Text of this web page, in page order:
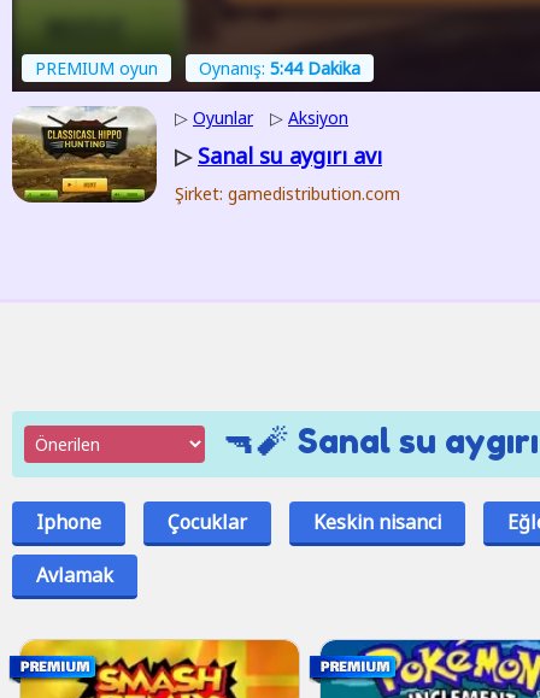
PREMIUM oyun Oynanış: 5:44 Dakika
▷ Oyunlar ▷ Aksiyon
▷ Sanal su aygırı avı
Şirket: gamedistribution.com
🔫🧨 Sanal su
Iphone Çocuklar Keskin nisanci
Avlamak